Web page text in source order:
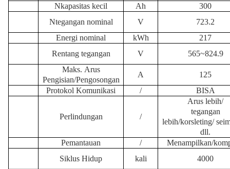
Nkapasitas kecil Ah
300
Ntegangan nominal V
723.2
Energi nominal
kWh
217
Rentang tegangan
V
565~824.9
Maks. Arus
Pengisian/Pengosongan
A
125
Protokol Komunikasi
/ BISA
Perlindungan /
Arus lebih/
tegangan
lebih/korsleting/
dll.
Pemantauan
/ Menampilkan/
Siklus Hidup
kali
4000